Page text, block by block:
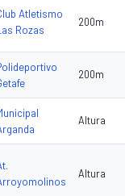
Atletismo
Rozas
200m
200m
Altura
Altura